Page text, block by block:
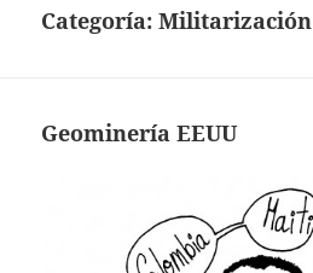
Categoría:Militarización
Geominería EEUU